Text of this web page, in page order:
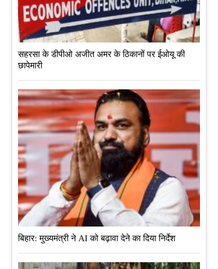
सहरसा के डीपीओ अजीत अमर के ठिकानों पर ईओयू की
छापेमारी
बिहार: मुख्यमंत्री ने AI को बढ़ावा देने का दिया निर्देश